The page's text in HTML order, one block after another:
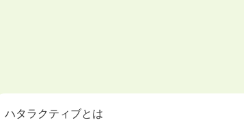
ハタラクティブとは